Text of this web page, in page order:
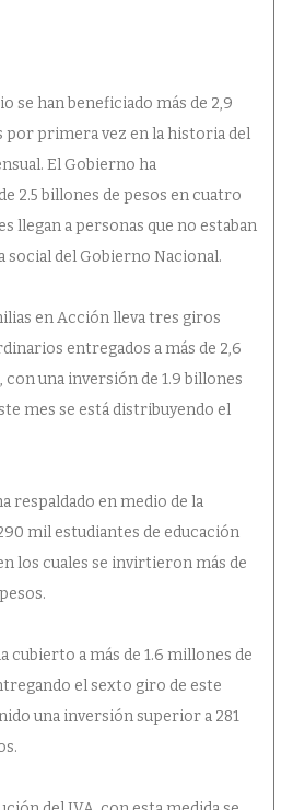
se han beneficiado más de 2,9
por primera vez en la historia del
El Gobierno ha
2.5 billones de pesos en cuatro
llegan a personas que no estaban
social del Gobierno Nacional.
en Acción lleva tres giros
entregados a más de 2,6
una inversión de 1.9 billones
mes se está distribuyendo el
respaldado en medio de la
mil estudiantes de educación
los cuales se invirtieron más de
cubierto a más de 1.6 millones de
el sexto giro de este
una inversión superior a 281